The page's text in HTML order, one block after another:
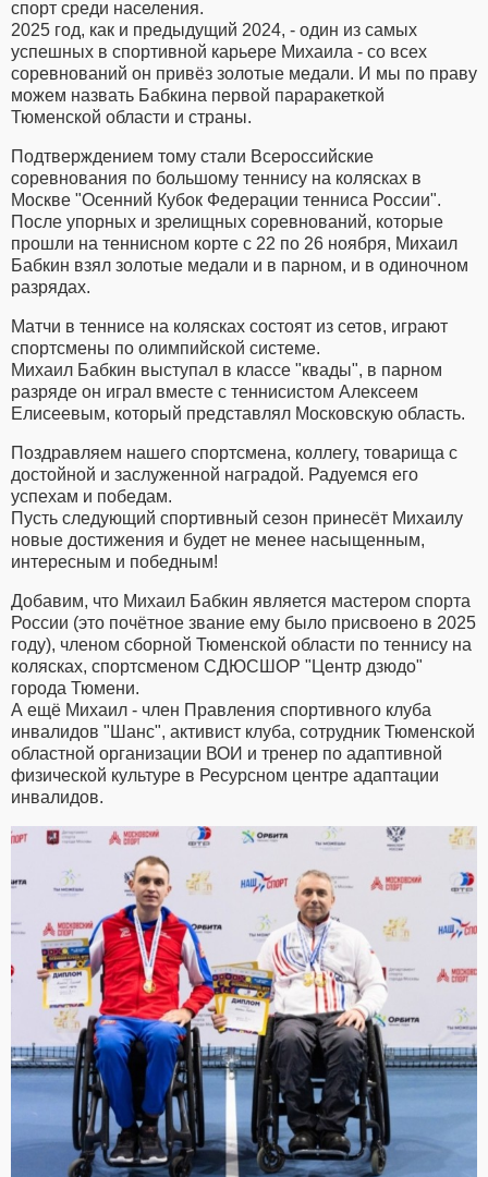
спорт среди населения.
2025 год, как и предыдущий 2024, - один из самых
успешных в спортивной карьере Михаила - со всех
соревнований он привёз золотые медали. И мы по праву
можем назвать Бабкина первой параракеткой
Тюменской области и страны.
Подтверждением тому стали Всероссийские
соревнования по большому теннису на колясках в
Москве "Осенний Кубок Федерации тенниса России".
После упорных и зрелищных соревнований, которые
прошли на теннисном корте с 22 по 26 ноября, Михаил
Бабкин взял золотые медали и в парном, и в одиночном
разрядах.
Матчи в теннисе на колясках состоят из сетов, играют
спортсмены по олимпийской системе.
Михаил Бабкин выступал в классе "квады", в парном
разряде он играл вместе с теннисистом Алексеем
Елисеевым, который представлял Московскую область.
Поздравляем нашего спортсмена, коллегу, товарища с
достойной и заслуженной наградой. Радуемся его
успехам и победам.
Пусть следующий спортивный сезон принесёт Михаилу
новые достижения и будет не менее насыщенным,
интересным и победным!
Добавим, что Михаил Бабкин является мастером спорта
России (это почётное звание ему было присвоено в 2025
году), членом сборной Тюменской области по теннису на
колясках, спортсменом СДЮСШОР "Центр дзюдо"
города Тюмени.
А ещё Михаил - член Правления спортивного клуба
инвалидов "Шанс", активист клуба, сотрудник Тюменской
областной организации ВОИ и тренер по адаптивной
физической культуре в Ресурсном центре адаптации
инвалидов.